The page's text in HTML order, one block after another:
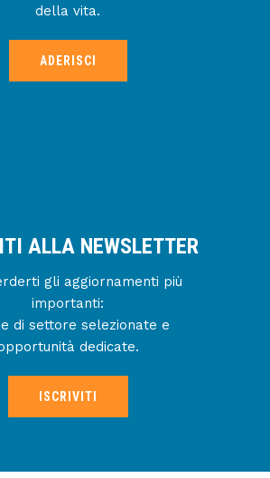
della vita.
ADERISCI
ALLA NEWSLETTER
gli aggiornamenti più
importanti:
di settore selezionate e
dedicate.
ISCRIVITI